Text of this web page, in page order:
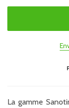
La gamme